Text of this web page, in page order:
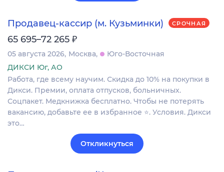
Продавец-кассир (м. Кузьминки) СРОЧНАЯ
65 695–72 265 ₽
05 августа 2026 Москва
Юго-Восточная
ДИКСИ Юг, АО
Работа, где всему научим. Скидка до 10% на покупки в
Дикси. Премии, оплата отпусков, больничных.
Соцпакет. Медкнижка бесплатно. Чтобы не потерять
вакансию, добавьте ее в избранное ⭐. Условия. Дикси
это…
Откликнуться